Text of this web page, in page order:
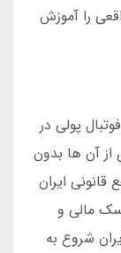
را آموزش
فوتبال پولی در
از آن ها بدون
ایران
مالی و
شروع به